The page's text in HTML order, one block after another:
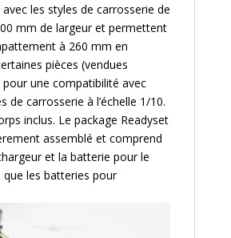
les styles de carrosserie de
mm de largeur et permettent
à 260 mm en
pièces (vendues
une compatibilité avec
de carrosserie à l’échelle 1/10.
inclus. Le package Readyset
assemblé et comprend
et la batterie pour le
que les batteries pour